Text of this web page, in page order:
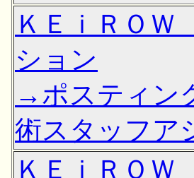
ＫＥｉＲＯ
ション
→ポスティン
術スタッフア
ＫＥｉＲＯ